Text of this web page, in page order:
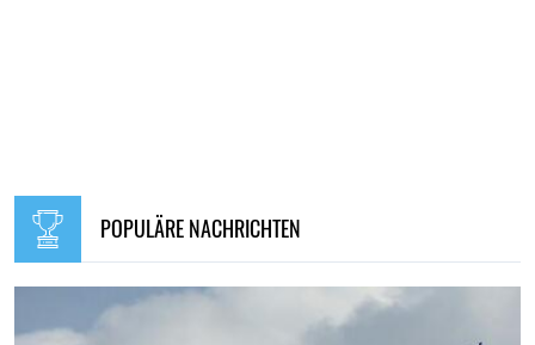
POPULÄRE NACHRICHTEN